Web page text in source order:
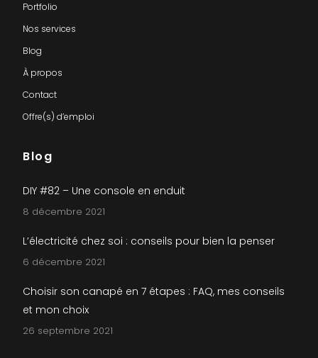
Portfolio
Nos services
Blog
À propos
Contact
Offre(s) d’emploi
Blog
DIY #82 – Une console en enduit
8 décembre 2021
L’électricité chez soi : conseils pour bien la penser
6 décembre 2021
Choisir son canapé en 7 étapes : FAQ, mes conseils
et mon choix
26 septembre 2021